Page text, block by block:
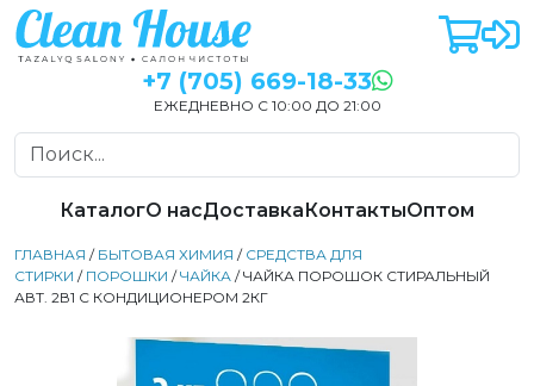
+7 (705) 669-18-33
ЕЖЕДНЕВНО С 10:00 ДО 21:00
КаталогО насДоставкаКонтактыОптом
ГЛАВНАЯ / БЫТОВАЯ ХИМИЯ / СРЕДСТВА ДЛЯ
СТИРКИ / ПОРОШКИ /ЧАЙКА / ЧАЙКА ПОРОШОК СТИРАЛЬНЫЙ
АВТ. 2В1 С КОНДИЦИОНЕРОМ 2КГ